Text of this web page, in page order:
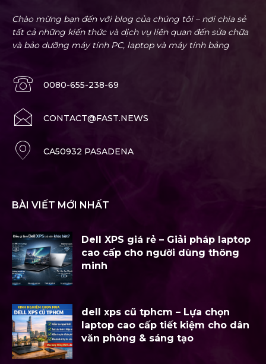
Chào mừng bạn đến với blog của chúng tôi – nơi chia sẻ
tất cả những kiến thức và dịch vụ liên quan đến sửa chữa
và bảo dưỡng máy tính PC, laptop và máy tính bảng
0080-655-238-69
CONTACT@FAST.NEWS
CA50932 PASADENA
BÀI VIẾT MỚI NHẤT
Dell XPS giá rẻ – Giải pháp laptop
cao cấp cho người dùng thông
minh
dell xps cũ tphcm – Lựa chọn
laptop cao cấp tiết kiệm cho dân
văn phòng & sáng tạo